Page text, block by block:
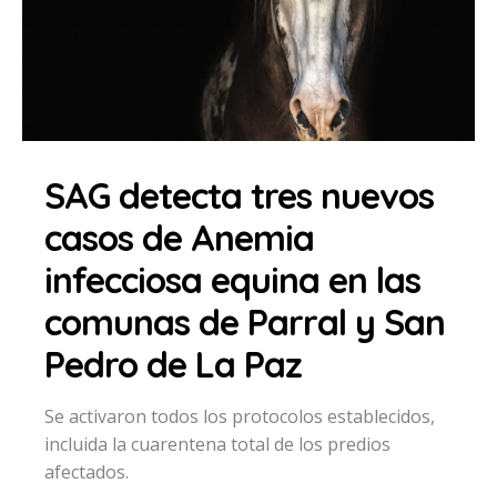
SAG detecta tres nuevos
casos de Anemia
infecciosa equina en las
comunas de Parral y San
Pedro de La Paz
Se activaron todos los protocolos establecidos,
incluida la cuarentena total de los predios
afectados.